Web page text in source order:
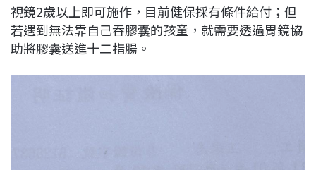
視鏡2歲以上即可施作，目前健保採有條件給付；但
若遇到無法靠自己吞膠囊的孩童，就需要透過胃鏡協
助將膠囊送進十二指腸。